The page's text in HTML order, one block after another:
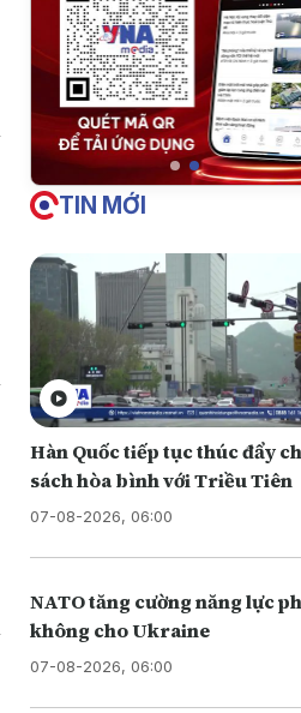
TIN MỚI
Hàn Quốc tiếp tục thúc đẩy
sách hòa bình với Triều Tiên
07-08-2026, 06:00
NATO tăng cường năng lực
không cho Ukraine
07-08-2026, 06:00